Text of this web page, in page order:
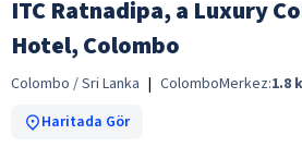
ITC Ratnadipa, a Luxury
Hotel, Colombo
Colombo / Sri Lanka | ColomboMerkez:1.8
Haritada Gör